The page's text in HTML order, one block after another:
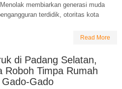
membiarkan generasi muda
terdidik, otoritas kota
Read More
di Padang Selatan,
Roboh Timpa Rumah
Gado